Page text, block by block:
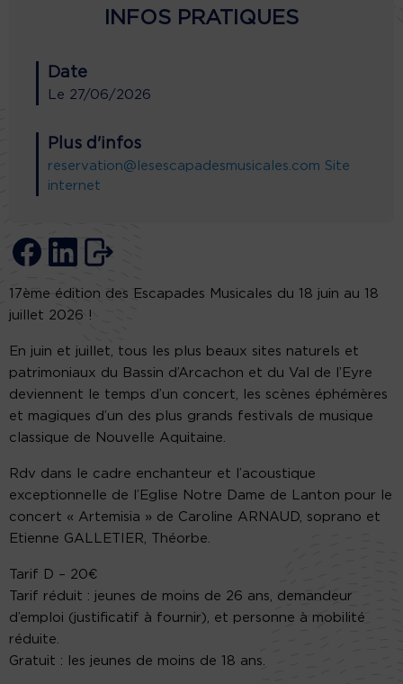
INFOS PRATIQUES
Date
Le 27/06/2026
Plus d'infos
reservation@lesescapadesmusicales.com Site
internet
17ème édition des Escapades Musicales du 18 juin au 18
juillet 2026 !
En juin et juillet, tous les plus beaux sites naturels et
patrimoniaux du Bassin d’Arcachon et du Val de l’Eyre
deviennent le temps d’un concert, les scènes éphémères
et magiques d’un des plus grands festivals de musique
classique de Nouvelle Aquitaine.
Rdv dans le cadre enchanteur et l’acoustique
exceptionnelle de l’Eglise Notre Dame de Lanton pour le
concert « Artemisia » de Caroline ARNAUD, soprano et
Etienne GALLETIER, Théorbe.
Tarif D – 20€
Tarif réduit : jeunes de moins de 26 ans, demandeur
d’emploi (justificatif à fournir), et personne à mobilité
réduite.
Gratuit : les jeunes de moins de 18 ans.